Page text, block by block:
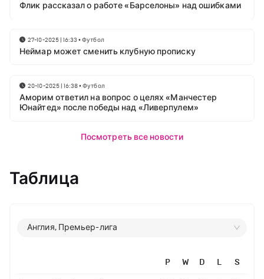
Флик рассказал о работе «Барселоны» над ошибками
27-10-2025 | 16:33 •Футбол
Неймар может сменить клубную прописку
20-10-2025 | 16:38•Футбол
Аморим ответил на вопрос о целях «Манчестер
Юнайтед» после победы над «Ливерпулем»
Посмотреть все новости
Таблица
Англия, Премьер-лига
P W D L S